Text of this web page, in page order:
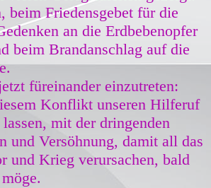
beim Friedensgebet für die
an die Erdbebenopfer
beim Brandanschlag auf die
füreinander einzutreten:
Konflikt unseren Hilferuf
mit der dringenden
und Versöhnung, damit all das
und Krieg verursachen, bald